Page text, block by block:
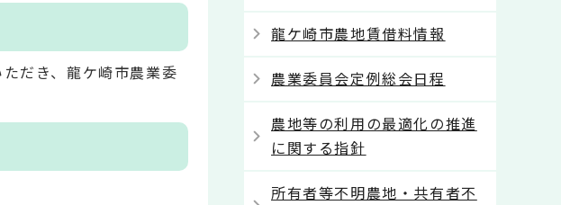
だき、龍ケ崎市農業委
龍ケ崎市農地賃借料情報
農業委員会定例総会日程
農地等の利用の最適化の推進
に関する指針
所有者等不明農地・共有者不